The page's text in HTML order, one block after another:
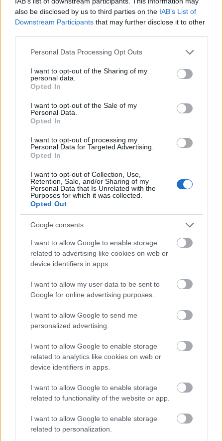
also be disclosed by us to third parties on the IAB’s List of
Downstream Participants that may further disclose it to other
Please note that this website/app uses one or more Google
not limited to your visit or usage behaviour. You may click to
grant or deny consent to Google and its third-party tags to
use your data for below specified purposes in below Google
consent section.
Personal Data Processing Opt Outs
I want to opt-out of the Sharing of my
personal data.
Opted In
I want to opt-out of the Sale of my
Personal Data.
Opted In
I want to opt-out of processing my
Personal Data for Targeted Advertising.
Opted In
I want to opt-out of Collection, Use,
Retention, Sale, and/or Sharing of my
Personal Data that Is Unrelated with the
Purposes for which it was collected.
Opted Out
Google consents
I want to allow Google to enable storage
related to advertising like cookies on web or
device identifiers in apps.
I want to allow my user data to be sent to
Google for online advertising purposes.
I want to allow Google to send me
personalized advertising.
I want to allow Google to enable storage
related to analytics like cookies on web or
device identifiers in apps.
I want to allow Google to enable storage
related to functionality of the website or app.
I want to allow Google to enable storage
related to personalization.
3D nyomtatás startupot vásárolt a
Facebook
• 2016. szeptember 21.
Izgalmas koncepcióval állt elő az idei CES-en a
beszédes nevű Nascent Objects startup: mi lenne, ha
okostelefonunkat és más fogyasztói elektronikai
termékeinket nem cserélgetnénk egyre gyorsabban,
hanem a még jó alkatrészeket 3D nyomtatott
formában újrahasználnánk? Például jelentősen
csökkenne az…
Virtuálisvalóság-részleget indított a
Google
•2016. január 18.
A Google múlt héten jelentette be virtuálisvalóság-
számításokkal foglalkozó új részlegét. Egyes
vélemények szerint a lépéssel utol akarják érni a
HoloLenst még ebben a negyedévben forgalmazó